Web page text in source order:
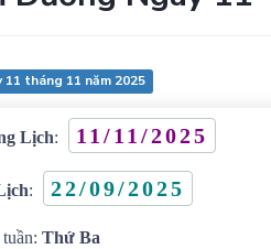
11 tháng 11 năm 2025
Lịch: 11/11/2025
: 22/09/2025
Thứ Ba